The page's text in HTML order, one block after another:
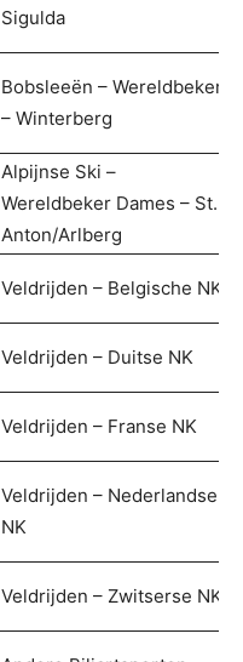
Sigulda
Bobsleeën – Wereldbeker
– Winterberg
Alpijnse Ski –
Wereldbeker Dames – St.
Anton/Arlberg
Veldrijden – Belgische NK
Veldrijden – Duitse NK
Veldrijden – Franse NK
Veldrijden – Nederlandse
NK
Veldrijden – Zwitserse NK